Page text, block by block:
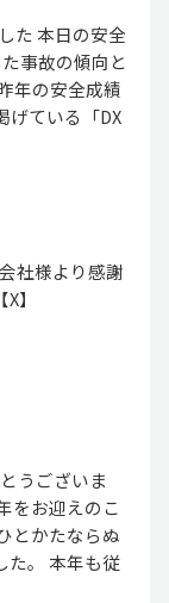
た 本日の安全
事故の傾向と
年の安全成績
げている「DX
社様より感謝
】
うございま
をお迎えのこ
とかたならぬ
た。 本年も従